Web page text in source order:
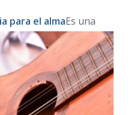
para el almaEs una